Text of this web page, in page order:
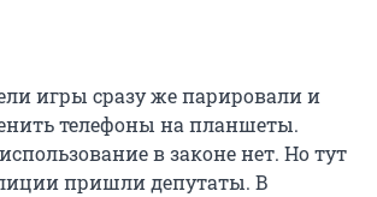
игры сразу же парировали и
телефоны на планшеты.
в законе нет. Но тут
пришли депутаты. В